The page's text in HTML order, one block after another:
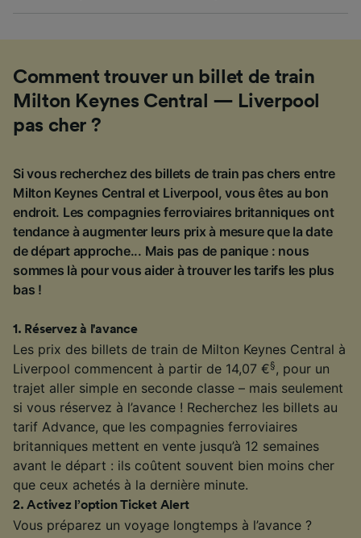
Comment trouver un billet de train
Milton Keynes Central — Liverpool
pas cher ?
Si vous recherchez des billets de train pas chers entre
Milton Keynes Central et Liverpool, vous êtes au bon
endroit. Les compagnies ferroviaires britanniques ont
tendance à augmenter leurs prix à mesure que la date
de départ approche... Mais pas de panique : nous
sommes là pour vous aider à trouver les tarifs les plus
bas !
1 . Réservez à l'avance
Les prix des billets de train de Milton Keynes Central à
Liverpool commencent à partir de 14,07 €§, pour un
trajet aller simple en seconde classe – mais seulement
si vous réservez à l’avance ! Recherchez les billets au
tarif Advance, que les compagnies ferroviaires
britanniques mettent en vente jusqu’à 12 semaines
avant le départ : ils coûtent souvent bien moins cher
que ceux achetés à la dernière minute.
2.Activez l’option Ticket Alert
Vous préparez un voyage longtemps à l’avance ?